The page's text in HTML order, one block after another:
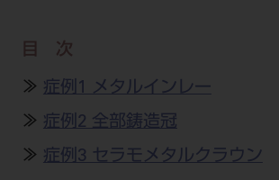
目 次
≫ 症例1 メタルインレー
≫ 症例2 全部鋳造冠
≫ 症例3 セラモメタルクラウン
CADデータ
中古医療機器
お客様の声への取り組み
商品感動体験
モリタ関連イベント
学会・研究会
物件エリア調査
DENTAL OFFICE セレクション
高齢者歯科・訪問診療 製品情報
pd style
はじめての方へ
pdとは
ニュース
SNS
公式SNS一覧
ビバリーくんLINEスタンプ
ショールーム